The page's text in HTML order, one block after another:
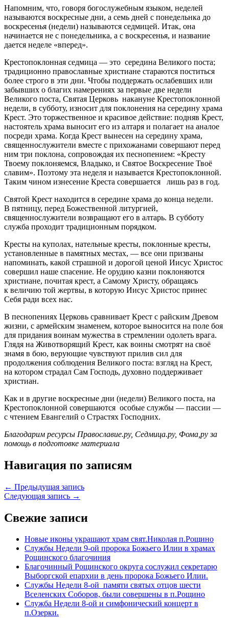
Напомним, что, говоря богослужебным языком, неделей
называются воскресные дни, а семь дней с понедельнка до
воскресенья (недели) называются седмицей. Итак, она
начинается не с понедельника, а с воскресенья, и название
дается неделе «вперед».
Крестопоклонная седмица — это середина Великого поста;
традиционно православные христиане стараются поститься
более строго в эти дни. Чтобы поддержать ослабевших или
забывших о благих намерениях за первые две недели
Великого поста, Святая Церковь накануне Крестопоклонной
недели, в субботу, износит для поклонения на середину храма
Крест. Это торжественное и красивое действие: подняв Крест,
настоятель храма выносит его из алтаря и полагает на аналое
посреди храма. Когда Крест вынесен на середину храма,
священнослужители вместе с прихожанами совершают перед
ним три поклона, сопровождая их песнопением: «Кресту
Твоему поклоняемся, Владыко, и Святое Воскресение Твоё
славим». Поэтому эта неделя и называется Крестопоклонной.
Таким чином изнесение Креста совершается лишь раз в год.
Святой Крест находится в середине храма до конца недели.
В пятницу, перед Божественной литургией,
священнослужители возвращают его в алтарь. В субботу
служба проходит традиционным порядком.
Кресты на куполах, нательные кресты, поклонные кресты,
установленные в памятных местах, — все они призваны
напоминать, какой страшной и дорогой ценой Иисус Христос
совершил наше спасение. Не орудию казни поклоняются
христиане, почитая крест, а Самому Христу, обращаясь
к величию той жертвы, в которую Иисус Христос принес
Себя ради всех нас.
В песнопениях Церковь сравнивает Крест с райским Древом
жизни, с армейским знаменем, которое выносится на поле боя
для придания воинам мужества в стремлении одолеть врага.
Глядя на Животворящий Крест, как воины смотрят на своё
знамя в бою, верующие чувствуют прилив сил для
продолжения соблюдения Великого поста: взгляд на Крест,
на котором страдал Сам Господь, духовно поддерживает
христиан.
Как и в другие воскресные дни (недели) Великого поста, на
Крестопоклонной совершаются особые службы — пассии —
с чтением Евангелий о Страстях Господних.
Благодарим ресурсы Православие.ру, Седмица.ру, Фома,ру за
помощь в подготовке материала
Навигация по записям
← Предыдущая запись
Следующая запись →
Свежие записи
Новые иконы украшают храм свят.Николая п.Рощино
Службы Недели 9-ой пророка Божьего Илии в храмах
Рощинского благочиния
Благочинный Рощинского округа сослужил секретарю
Выборгской епархии в день пророка Божьего Илии.
Службы Недели 8-ой памяти святых отцов шести
Вселенских Соборов, были совершены в п.Рощино
Служба Недели 8-ой и симфонический концерт в
п.Озерки.